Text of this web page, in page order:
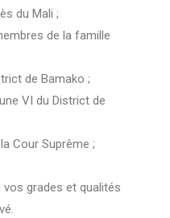
du Mali ;
de la famille
de Bamako ;
VI du District de
Cour Suprême ;
grades et qualités